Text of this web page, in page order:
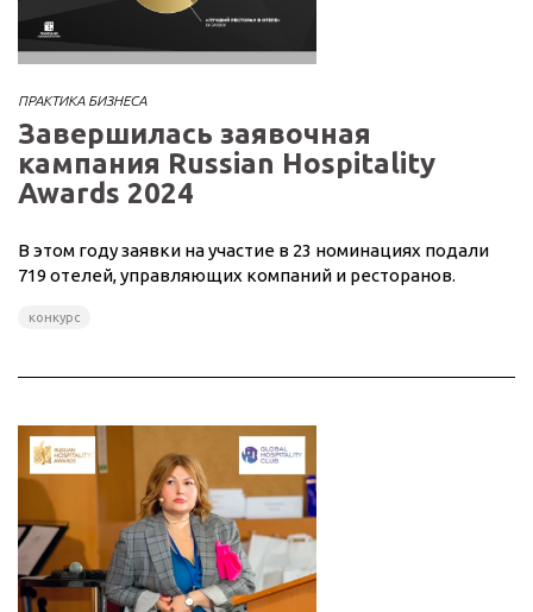
ПРАКТИКА БИЗНЕСА
Завершилась заявочная
кампания Russian Hospitality
Awards 2024
В этом году заявки на участие в 23 номинациях подали
719 отелей, управляющих компаний и ресторанов.
конкурс